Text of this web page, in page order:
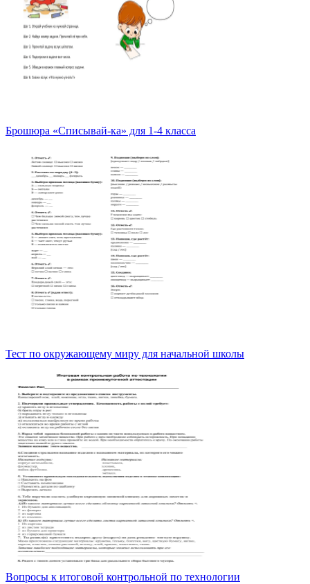
Брошюра «Списывай-ка» для 1-4 класса
Тест по окружающему миру для начальной школы
Вопросы к итоговой контрольной по технологии